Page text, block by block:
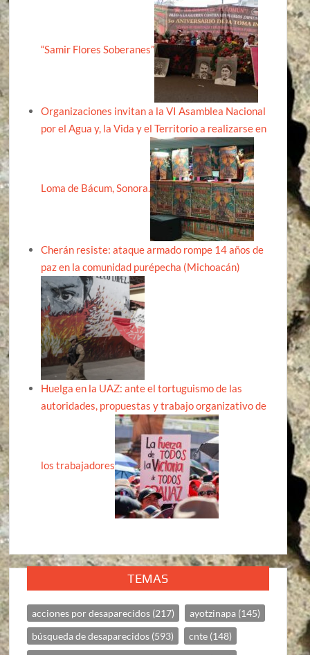
“Samir Flores Soberanes”
Organizaciones invitan a la VI Asamblea Nacional
por el Agua y, la Vida y el Territorio a realizarse en
Loma de Bácum, Sonora.
Cherán resiste: ataque armado rompe 14 años de
paz en la comunidad purépecha (Michoacán)
Huelga en la UAZ: ante el tortuguismo de las
autoridades, propuestas y trabajo organizativo de
los trabajadores
TEMAS
acciones por desaparecidos (217) ayotzinapa (145)
búsqueda de desaparecidos (593) cnte (148)